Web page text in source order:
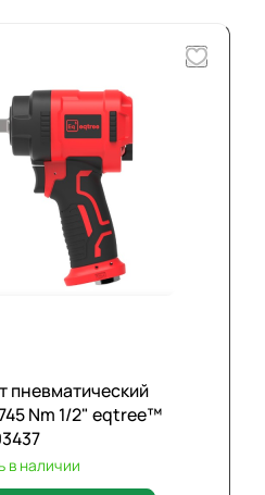
пневматический
в наличии